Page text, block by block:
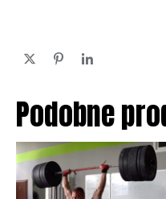
Podobne